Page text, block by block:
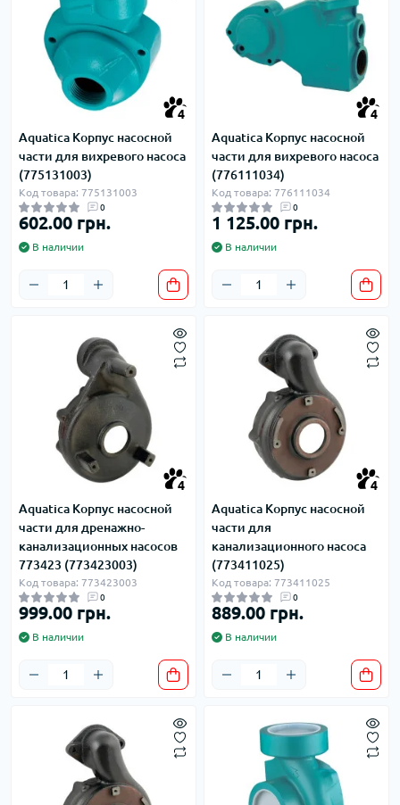
4
Aquatica Корпус насосной
части для вихревого насоса
(775131003)
Код товара: 775131003
0
602.00 грн.
В наличии
4
Aquatica Корпус насосной
части для вихревого насоса
(776111034)
Код товара: 776111034
0
1 125.00 грн.
В наличии
4
Aquatica Корпус насосной
части для дренажно-
канализационных насосов
773423 (773423003)
Код товара: 773423003
0
999.00 грн.
В наличии
4
Aquatica Корпус насосной
части для
канализационного насоса
(773411025)
Код товара: 773411025
0
889.00 грн.
В наличии